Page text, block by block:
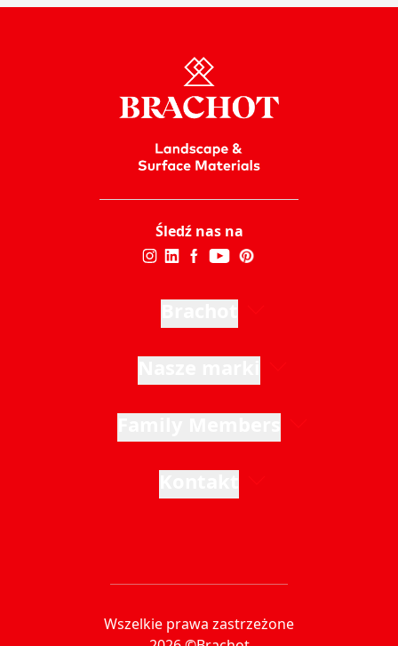
Śledź nas na
Wszelkie prawa zastrzeżone